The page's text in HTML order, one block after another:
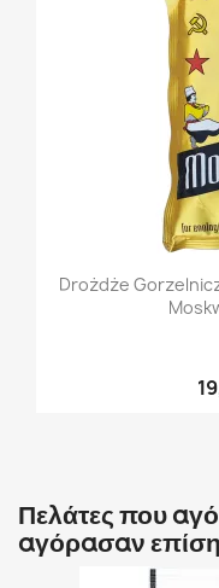
Drożdże
Πελάτες που
αγόρασαν